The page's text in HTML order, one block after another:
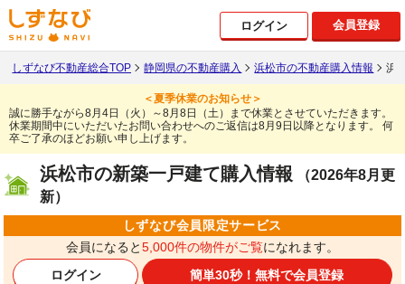
ログイン 会員登録
しずなび不動産総合TOP 静岡県の不動産購入 浜松市の不動産購入情報 浜
＜夏季休業のお知らせ＞
誠に勝手ながら8月4日（火）～8月8日（土）まで休業とさせていただきます。
休業期間中にいただいたお問い合わせへのご返信は8月9日以降となります。
何
卒ご了承のほどお願い申し上げます。
浜松市の新築一戸建て購入情報
（2026年8月更
新）
しずなび会員限定サービス
会員になると5,000件の物件がご覧になれます。
ログイン
簡単30秒！無料で会員登録